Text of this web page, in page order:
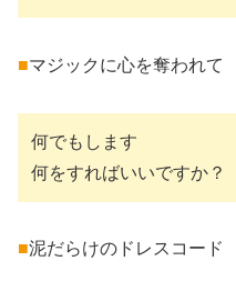
■マジックに心を奪われて
何でもします
何をすればいいですか？
■泥だらけのドレスコード